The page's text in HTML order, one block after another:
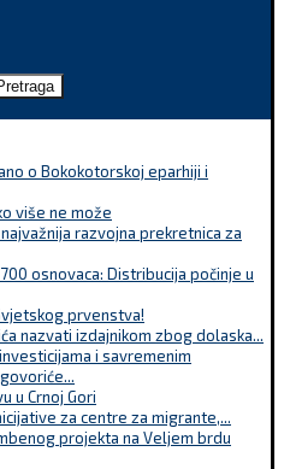
o Bokokotorskoj eparhiji i
više ne može
razvojna prekretnica za
osnovaca: Distribucija počinje u
prvenstva!
nazvati izdajnikom zbog dolaska...
i savremenim
u Crnoj Gori
za centre za migrante,...
projekta na Veljem brdu